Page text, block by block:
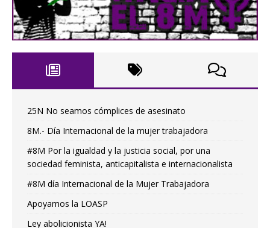
25N No seamos cómplices de asesinato
8M.- Día Internacional de la mujer trabajadora
#8M Por la igualdad y la justicia social, por una
sociedad feminista, anticapitalista e internacionalista
#8M día Internacional de la Mujer Trabajadora
Apoyamos la LOASP
Ley abolicionista YA!